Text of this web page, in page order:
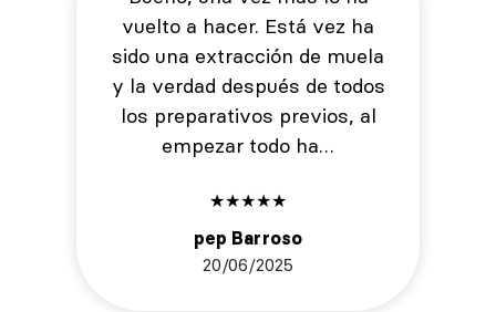
vuelto a hacer. Está vez ha
sido una extracción de muela
y la verdad después de todos
los preparativos previos, al
empezar todo ha…
★★★★★
pep Barroso
20/06/2025